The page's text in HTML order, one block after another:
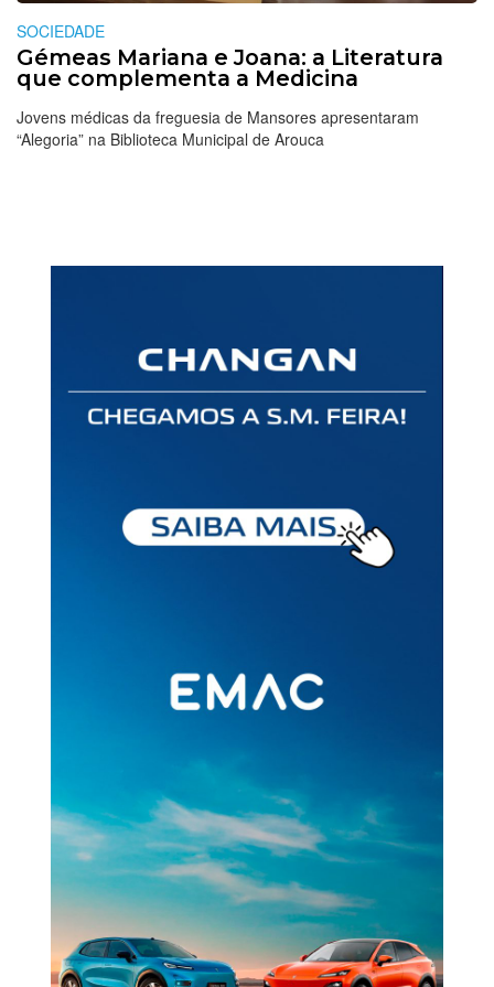
SOCIEDADE
Gémeas Mariana e Joana: a Literatura
que complementa a Medicina
Jovens médicas da freguesia de Mansores apresentaram
“Alegoria” na Biblioteca Municipal de Arouca